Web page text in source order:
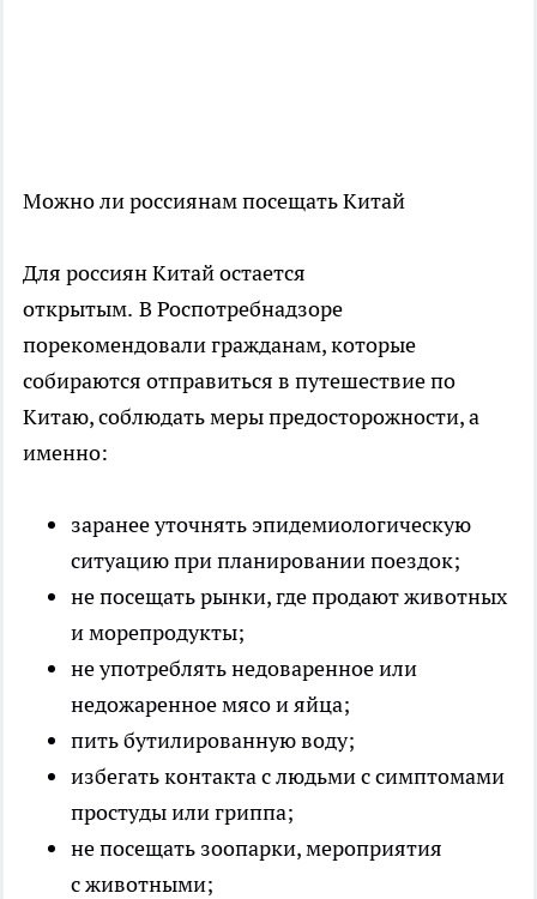
Можно ли россиянам посещать Китай
Для россиян Китай остается
открытым. В Роспотребнадзоре
порекомендовали гражданам, которые
собираются отправиться в путешествие по
Китаю, соблюдать меры предосторожности, а
именно:
заранее уточнять эпидемиологическую
ситуацию при планировании поездок;
не посещать рынки, где продают животных
и морепродукты;
не употреблять недоваренное или
недожаренное мясо и яйца;
пить бутилированную воду;
избегать контакта с людьми с симптомами
простуды или гриппа;
не посещать зоопарки, мероприятия
с животными;